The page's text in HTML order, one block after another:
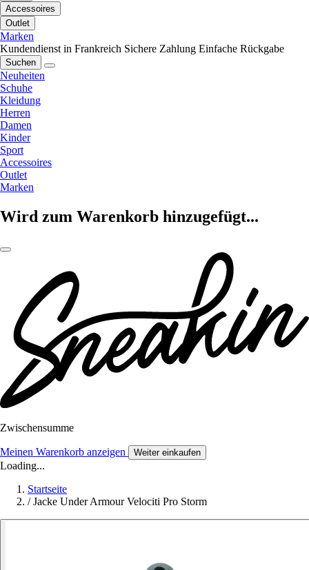
Accessoires
Outlet
Marken
Kundendienst in Frankreich Sichere Zahlung Einfache Rückgabe
Suchen
Neuheiten
Schuhe
Kleidung
Herren
Damen
Kinder
Sport
Accessoires
Outlet
Marken
Wird zum Warenkorb hinzugefügt...
Zwischensumme
Meinen Warenkorb anzeigen Weiter einkaufen
Loading...
Startseite
/ Jacke Under Armour Velociti Pro Storm